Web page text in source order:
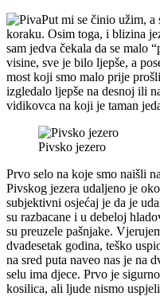
Put mi se činio užim,
koraku. Osim toga, i blizina
sam jedva čekala da se malo
visine, sve je bilo ljepše, a
most koji smo malo prije
izgledalo ljepše na desnoj ili
vidikovca na koji je taman
Pivsko jezero
Prvo selo na koje smo naišli
Pivskog jezera udaljeno je
subjektivni osjećaj je da je
su razbacane i u debeloj
su preuzele pašnjake.
dvadesetak godina, teško
na sred puta naveo nas je na
selu ima djece. Prvo je
kosilica, ali ljude nismo